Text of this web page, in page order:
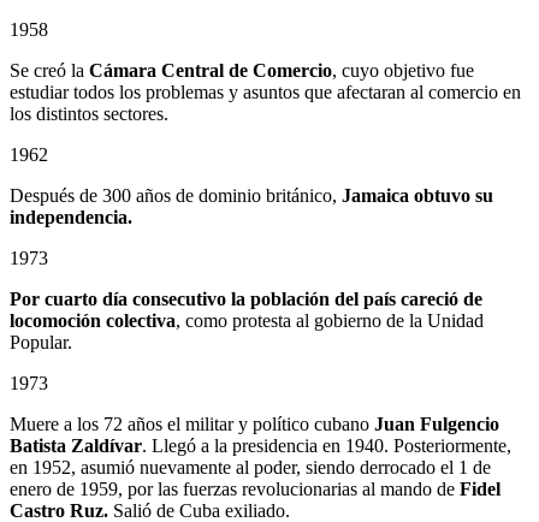
1958
Se creó la Cámara Central de Comercio, cuyo objetivo fue
estudiar todos los problemas y asuntos que afectaran al comercio en
los distintos sectores.
1962
Después de 300 años de dominio británico, Jamaica obtuvo su
independencia.
1973
Por cuarto día consecutivo la población del país careció de
locomoción colectiva, como protesta al gobierno de la Unidad
Popular.
1973
Muere a los 72 años el militar y político cubano Juan Fulgencio
Batista Zaldívar. Llegó a la presidencia en 1940. Posteriormente,
en 1952, asumió nuevamente al poder, siendo derrocado el 1 de
enero de 1959, por las fuerzas revolucionarias al mando de Fidel
Castro Ruz. Salió de Cuba exiliado.